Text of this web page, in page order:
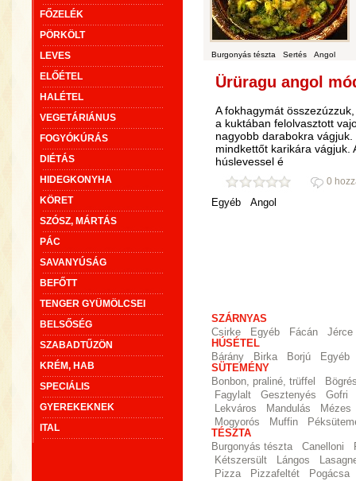
FŐZELÉK
PÖRKÖLT
LEVES
ELŐÉTEL
HALÉTEL
VEGETÁRIÁNUS
FOGYÓKÚRÁS
DIÉTÁS
HIDEGKONYHA
KÖRET
SZÓSZ, MÁRTÁS
PÁC
SAVANYÚSÁG
BEFŐTT
TENGER GYÜMÖLCSEI
BELSŐSÉG
SZABADTŰZÖN
KRÉM, HAB
SPECIÁLIS
GYEREKEKNEK
ITAL
Burgonyás tészta Sertés Angol
Ürüragu angol
A fokhagymát
a kuktában felolvasztott
nagyobb darabokra
mindkettőt karikára vágjuk.
húslevessel é
0
Egyéb
Angol
SZÁRNYAS
Csirke
Egyéb Fácán
Jérce
HÚSÉTEL
Bárány
Birka Borjú
Egyéb
SÜTEMÉNY
Bonbon, praliné, trüffel
Fagylalt
Gesztenyés
Gofri
Lekváros
Mandulás
Mézes
Mogyorós
Muffin
TÉSZTA
Burgonyás tészta
Canelloni
Kétszersült
Lángos
Pizza
Pizzafeltét
Pogácsa